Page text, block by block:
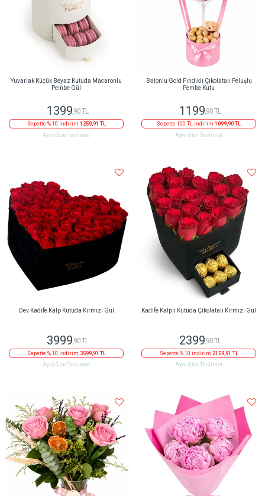
Yuvarlak Küçük Beyaz Kutuda Macaronlu
Pembe Gül
1399,90 TL
Sepette % 10 indirim 1259,91 TL
Aynı Gün Teslimat
Balonlu Gold Fındıklı Çikolatalı Peluşlu
Pembe Kutu
1199,90 TL
Sepette 100 TL indirim 1099,90 TL
Aynı Gün Teslimat
Dev Kadife Kalp Kutuda Kırmızı Gül
3999,90 TL
Sepette % 10 indirim 3599,91 TL
Aynı Gün Teslimat
Kadife Kalpli Kutuda Çikolatalı Kırmızı Gül
2399,90 TL
Sepette % 10 indirim 2159,91 TL
Aynı Gün Teslimat